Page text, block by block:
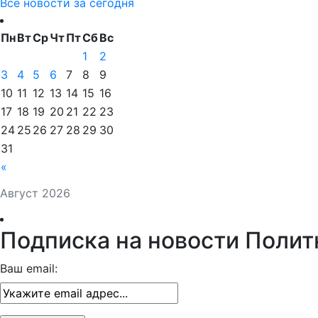
Август 2026
ПнВтСрЧтПтСбВс
«
1
2
3
4 5 6 7 8
9
10 11 12 13 14 15 16
17 18 19 20 21 22 23
24 25 26 27 28 29 30
31
Подписка на новости
Ваш email: